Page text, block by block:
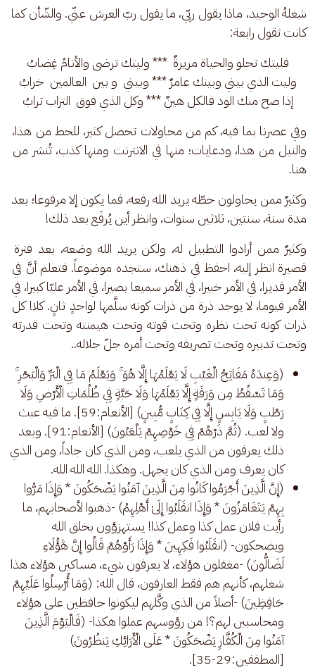
شغلهُ الوحيد، ماذا يقول ربّي، ما يقول ربّ العرش عنّي. والشّأن كما
كانت تقول رابعة:
فليتك تحلو والحياة مريرةٌ  *** وليتك ترضى والأنامُ غِضابُ
وليت الذي بيني وبينك عامرٌ *** وبيني  و بين  العالمين  خرابُ
إذا صح منك الود فالكل هينٌ *** وكل الذي فوق  التراب ترابُ
وفي عصرنا بما فيه، كم من محاولات تحصل كثير، للحط من هذا،
والنيل من هذا، ودعايات؛ منها في الانترنت ومنها كذب، تُنشر من
هنا.
وكثيرٌ ممن يحاولون حطّه يريد الله رفعه، فما يكون إلا مرفوعا؛ بعد
مدة سنة، سنتين، ثلاثين سنوات، وانظر أين يُرفَع بعد ذلك!
وكثيرٌ ممن أرادوا التطبيل له، ولكن يريد الله وضعه، بعد فترة
قصيرة انظر إليه، احفظ في ذهنك، ستجده موضوعاً. فتعلم أنَّ في
الأمر قديرا، في الأمر خبيرا، في الأمر سميعا بصيرا، في الأمر عليّا كبيرا، في
الأمر قيوما، لا يوجد ذرة من ذرات كونه سلَّمها لواحدٍ ثانٍ. كلا! كل
ذرات كونه تحت نظره وتحت قوته وتحت هيمنته وتحت قدرته
وتحت تدبيره وتحت تصريفه وتحت أمره جلّ جلاله..
(وَعِندَهُ مَفَاتِحُ الْغَيْبِ لَا يَعْلَمُهَا إِلَّا هُوَ ۚ وَيَعْلَمُ مَا فِي الْبَرِّ وَالْبَحْرِ ۚ
وَمَا تَسْقُطُ مِن وَرَقَةٍ إِلَّا يَعْلَمُهَا وَلَا حَبَّةٍ فِي ظُلُمَاتِ الْأَرْضِ وَلَا
رَطْبٍ وَلَا يَابِسٍ إِلَّا فِي كِتَابٍ مُّبِينٍ) [الأنعام:59]. ما فيه عبث
ولا لعب. (ثُمَّ ذَرْهُمْ فِي خَوْضِهِمْ يَلْعَبُونَ) [الأنعام:91]. وبعد
ذلك يعرفون من الذي يلعب، ومن الذي كان جاداً، ومن الذي
كان يعرف ومن الذي كان يجهل. وهكذا. الله الله الله.
(إِنَّ الَّذِينَ أَجْرَمُوا كَانُوا مِنَ الَّذِينَ آمَنُوا يَضْحَكُونَ * وَإِذَا مَرُّوا
بِهِمْ يَتَغَامَزُونَ * وَإِذَا انقَلَبُوا إِلَىٰ أَهْلِهِمُ) -ذهبوا لأصحابهم، ما
رأيت فلان عمل كذا وعمل كذا! يستهزؤون بخلق الله
ويضحكون- (انقَلَبُوا فَكِهِينَ * وَإِذَا رَأَوْهُمْ قَالُوا إِنَّ هَٰؤُلَاءِ
لَضَالُّونَ) -مغفلون هؤلاء، لا يعرفون شيء، مساكين هؤلاء هذا
شغلهم، كأنهم هم فقط العارفون، قال الله: (وَمَا أُرْسِلُوا عَلَيْهِمْ
حَافِظِينَ) -أصلاً من الذي وكَّلهم ليكونوا حافظين على هؤلاء
ومحاسبين لهم؟! من رؤوسهم عملوا هكذا- (فَالْيَوْمَ الَّذِينَ
آمَنُوا مِنَ الْكُفَّارِ يَضْحَكُونَ * عَلَى الْأَرَائِكِ يَنظُرُونَ)
[المطففين:29-35].